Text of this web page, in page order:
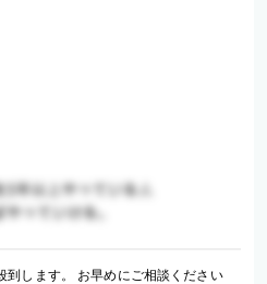
します。 お早めにご相談ください